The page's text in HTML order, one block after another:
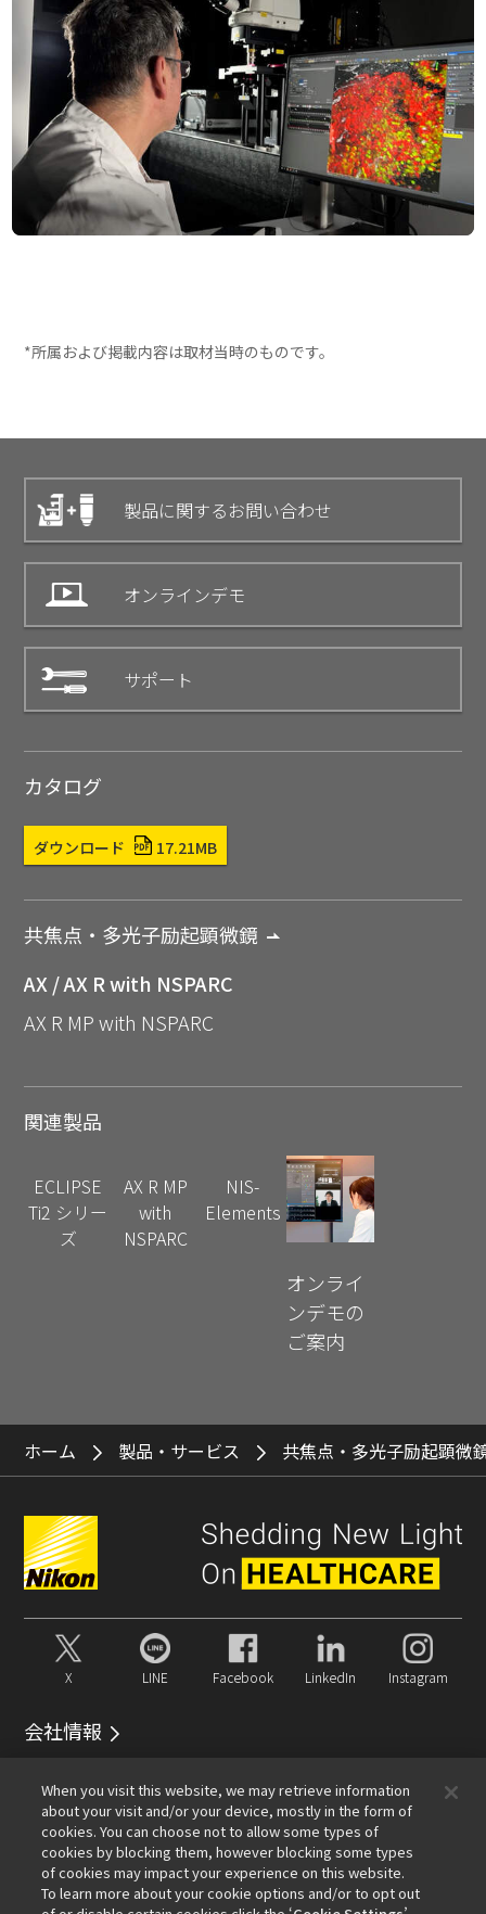
*所属および掲載内容は取材当時のものです。
製品に関するお問い合わせ
オンラインデモ
サポート
カタログ
ダウンロード 17.21MB
共焦点・多光子励起顕微鏡
AX / AX R with NSPARC
AX R MP with NSPARC
関連製品
ECLIPSE
Ti2 シリー
ズ
AX R MP
with
NSPARC
NIS-
Elements
オンライ
ンデモの
ご案内
ホーム 製品・サービス 共焦点・多光子励起顕微
X LINE Facebook LinkedIn Instagram
会社情報
顕微鏡事業100周年
おすすめリンク
メールマガジン登録対物レンズセレクターPubScope
OEMNikon Small World MicroscopyU
When you visit this website, we may retrieve information
about your visit and/or your device, mostly in the form of
cookies. You can choose not to allow some types of
cookies by blocking them, however blocking some types
of cookies may impact your experience on this website.
To learn more about your cookie options and/or to opt out